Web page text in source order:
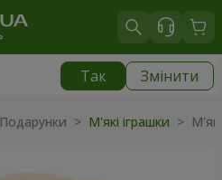
Так Змінити
Подарунки > М'які іграшки >